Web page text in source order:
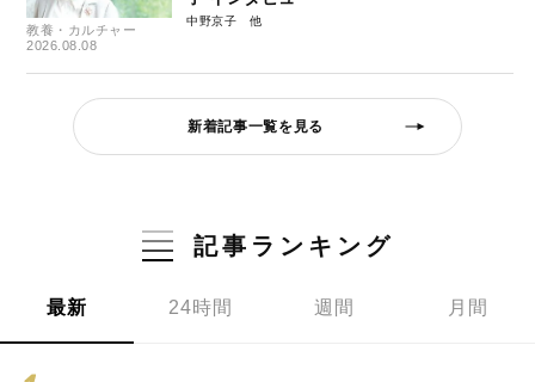
教養・カルチャー
2026.08.08
中野京子
新着記事一覧を見る
記事ランキング
最新 24時間 週間 月間